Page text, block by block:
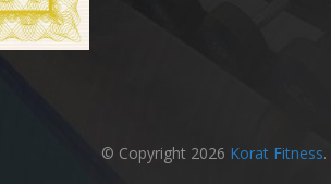
© Copyright 2026 Korat Fitness.